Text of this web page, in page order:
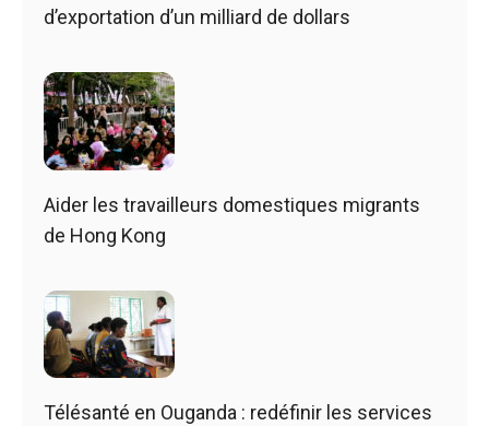
d’exportation d’un milliard de dollars
Aider les travailleurs domestiques migrants
de Hong Kong
Télésanté en Ouganda : redéfinir les services